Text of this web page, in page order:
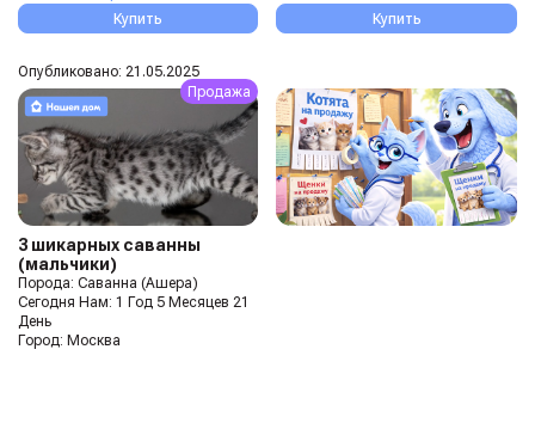
Купить
Купить
Опубликовано: 21.05.2025
Продажа
3 шикарных саванны
(мальчики)
Порода: Саванна (Ашера)
Сегодня Нам: 1 Год 5 Месяцев 21
День
Город: Москва